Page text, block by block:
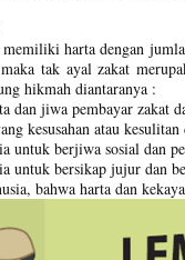
harta dengan
tak ayal zakat
hikmah diantaranya :
dan jiwa pembayar zakat
kesusahan atau
untuk berjiwa sosial dan
untuk bersikap jujur dan
bahwa harta dan